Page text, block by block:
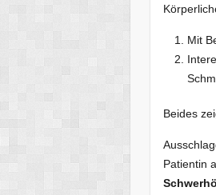
Mit
Beides
Patientin